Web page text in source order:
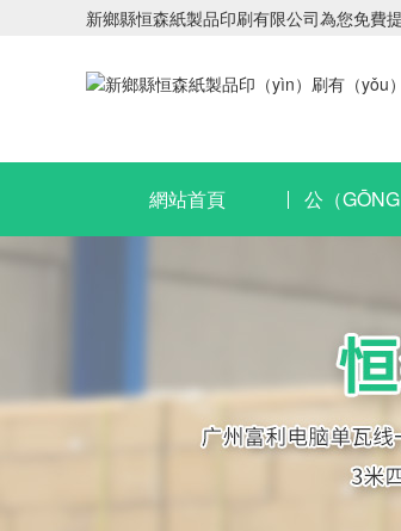
新鄉縣恒森紙製品印刷有限公司為您免費
網站首頁 公（